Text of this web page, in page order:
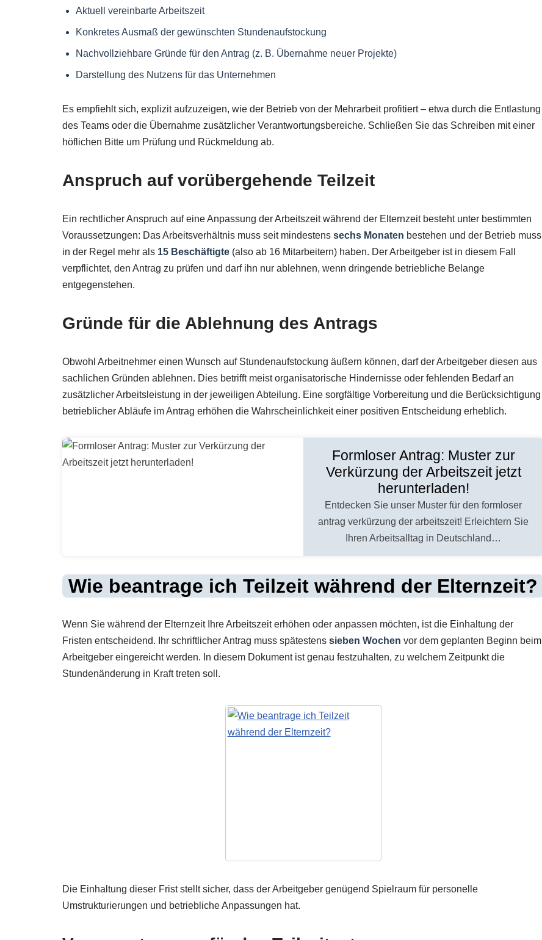
Aktuell vereinbarte Arbeitszeit
Konkretes Ausmaß der gewünschten Stundenaufstockung
Nachvollziehbare Gründe für den Antrag (z. B. Übernahme neuer Projekte)
Darstellung des Nutzens für das Unternehmen
Es empfiehlt sich, explizit aufzuzeigen, wie der Betrieb von der Mehrarbeit profitiert – etwa durch die Entlastung
des Teams oder die Übernahme zusätzlicher Verantwortungsbereiche. Schließen Sie das Schreiben mit einer
höflichen Bitte um Prüfung und Rückmeldung ab.
Anspruch auf vorübergehende Teilzeit
Ein rechtlicher Anspruch auf eine Anpassung der Arbeitszeit während der Elternzeit besteht unter bestimmten
Voraussetzungen: Das Arbeitsverhältnis muss seit mindestens sechs Monaten bestehen und der Betrieb muss
in der Regel mehr als 15 Beschäftigte (also ab 16 Mitarbeitern) haben. Der Arbeitgeber ist in diesem Fall
verpflichtet, den Antrag zu prüfen und darf ihn nur ablehnen, wenn dringende betriebliche Belange
entgegenstehen.
Gründe für die Ablehnung des Antrags
Obwohl Arbeitnehmer einen Wunsch auf Stundenaufstockung äußern können, darf der Arbeitgeber diesen aus
sachlichen Gründen ablehnen. Dies betrifft meist organisatorische Hindernisse oder fehlenden Bedarf an
zusätzlicher Arbeitsleistung in der jeweiligen Abteilung. Eine sorgfältige Vorbereitung und die Berücksichtigung
betrieblicher Abläufe im Antrag erhöhen die Wahrscheinlichkeit einer positiven Entscheidung erheblich.
Formloser Antrag: Muster zur
Verkürzung der Arbeitszeit jetzt
herunterladen!
Entdecken Sie unser Muster für den formloser
antrag verkürzung der arbeitszeit! Erleichtern Sie
Ihren Arbeitsalltag in Deutschland…
Wie beantrage ich Teilzeit während der Elternzeit?
Wenn Sie während der Elternzeit Ihre Arbeitszeit erhöhen oder anpassen möchten, ist die Einhaltung der
Fristen entscheidend. Ihr schriftlicher Antrag muss spätestens sieben Wochen vor dem geplanten Beginn beim
Arbeitgeber eingereicht werden. In diesem Dokument ist genau festzuhalten, zu welchem Zeitpunkt die
Stundenänderung in Kraft treten soll.
Die Einhaltung dieser Frist stellt sicher, dass der Arbeitgeber genügend Spielraum für personelle
Umstrukturierungen und betriebliche Anpassungen hat.